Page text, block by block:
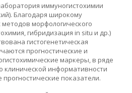
иммуногистохимии
Благодаря широкому
морфологического
гибридизация in situ и др.)
гистогенетическая
прогностические и
маркеры, в ряде
клинической информативности
показатели.